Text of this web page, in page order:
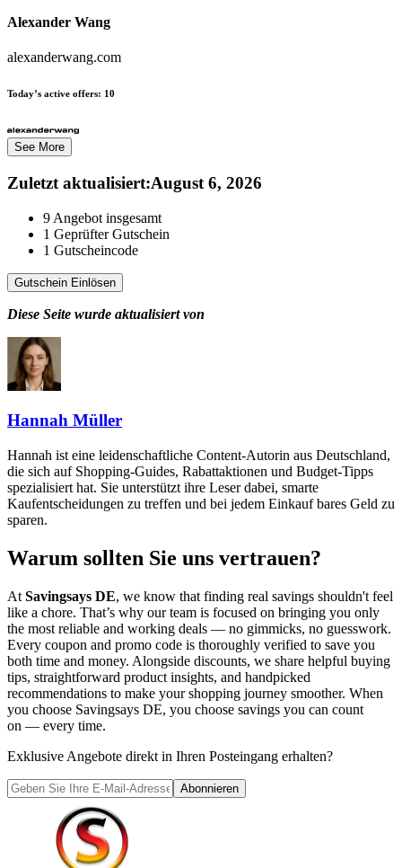
Alexander Wang
alexanderwang.com
Today’s active offers: 10
See More
Zuletzt aktualisiert:August 6, 2026
9 Angebot insgesamt
1 Geprüfter Gutschein
1 Gutscheincode
Gutschein Einlösen
Diese Seite wurde aktualisiert von
Hannah Müller
Hannah ist eine leidenschaftliche Content-Autorin aus Deutschland,
die sich auf Shopping-Guides, Rabattaktionen und Budget-Tipps
spezialisiert hat. Sie unterstützt ihre Leser dabei, smarte
Kaufentscheidungen zu treffen und bei jedem Einkauf bares Geld zu
sparen.
Warum sollten Sie uns vertrauen?
At Savingsays DE, we know that finding real savings shouldn't feel
like a chore. That’s why our team is focused on bringing you only
the most reliable and working deals — no gimmicks, no guesswork.
Every coupon and promo code is thoroughly verified to save you
both time and money. Alongside discounts, we share helpful buying
tips, straightforward product insights, and handpicked
recommendations to make your shopping journey smoother. When
you choose Savingsays DE, you choose savings you can count
on — every time.
Exklusive Angebote direkt in Ihren Posteingang erhalten?
Abonnieren